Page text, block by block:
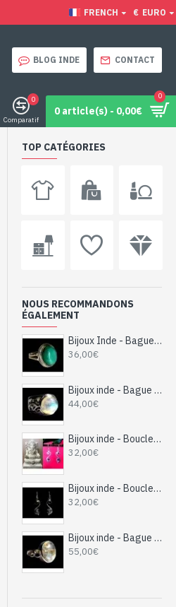
FRENCH € EURO
BLOG INDE CONTACT
Comparatif
0
0 article(s) - 0,00€
0
TOP CATÉGORIES
NOUS RECOMMANDONS
ÉGALEMENT
Bijoux Inde - Bague argent Turquoise
36,00€
Bijoux inde - Bague indienne argent et Pierre de Lune
44,00€
Bijoux inde - Boucles d'oreilles indiennes argent et Améthyste
32,00€
Bijoux inde - Boucles d'oreilles indiennes argent et saphir d'eau
32,00€
Bijoux inde - Bague indienne argent et Pierre de Lune
55,00€